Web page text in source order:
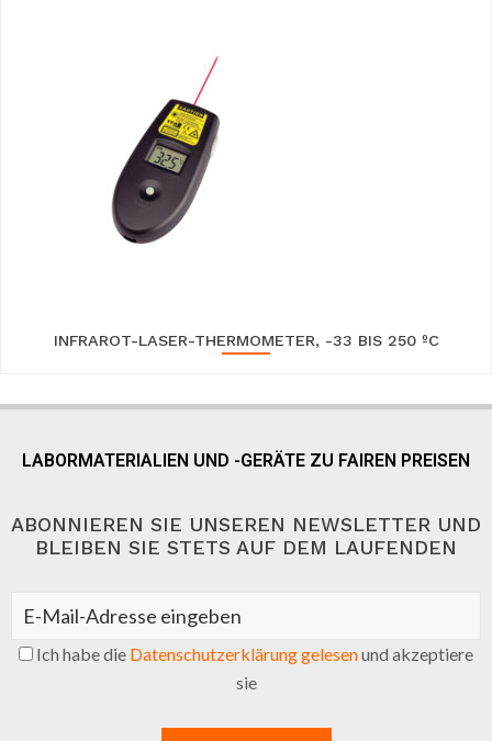
INFRAROT-LASER-THERMOMETER, -33 BIS 250 ºC
LABORMATERIALIEN UND -GERÄTE ZU FAIREN PREISEN
ABONNIEREN SIE UNSEREN NEWSLETTER UND
BLEIBEN SIE STETS AUF DEM LAUFENDEN
Ich habe die Datenschutzerklärung gelesenund akzeptiere
sie